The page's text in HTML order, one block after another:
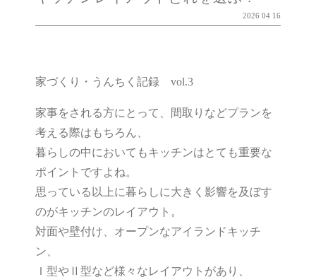
2026 04 16
家づくり・うんちく記録 vol.3
家事をされる方にとって、間取りなどプランを
考える際はもちろん、
暮らしの中においてもキッチンはとても重要な
ポイントですよね。
思っている以上に暮らしに大きく影響を及ぼす
のがキッチンのレイアウト。
対面や壁付け、オープンなアイランドキッチ
ン、
Ｉ型やⅡ型など様々なレイアウトがあり、